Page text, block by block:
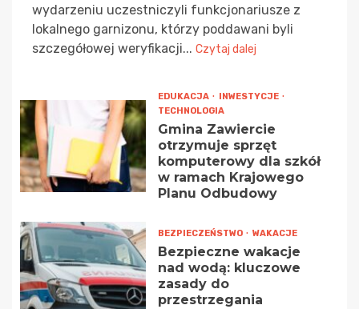
wydarzeniu uczestniczyli funkcjonariusze z
lokalnego garnizonu, którzy poddawani byli
szczegółowej weryfikacji... Czytaj dalej
EDUKACJA
INWESTYCJE
TECHNOLOGIA
Gmina Zawiercie
otrzymuje sprzęt
komputerowy dla szkół
w ramach Krajowego
Planu Odbudowy
BEZPIECZEŃSTWO WAKACJE
Bezpieczne wakacje
nad wodą: kluczowe
zasady do
przestrzegania